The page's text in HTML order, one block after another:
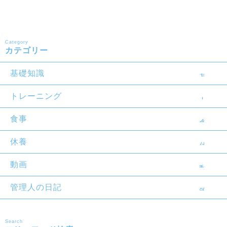
Category
カテゴリー
基礎知識
トレーニング
食事
休養
動画
管理人の日記
Search